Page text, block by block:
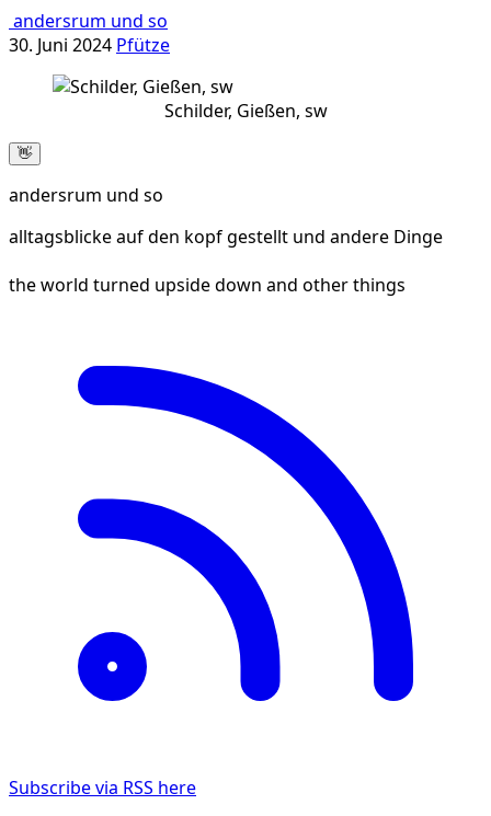
andersrum und so
30. Juni 2024 Pfütze
Schilder, Gießen, sw
👋
andersrum und so
alltagsblicke auf den kopf gestellt und andere Dinge
the world turned upside down and other things
Subscribe via RSS here